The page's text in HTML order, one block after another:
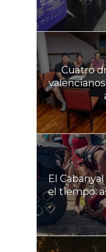
Cuatro
El
el tiempo: